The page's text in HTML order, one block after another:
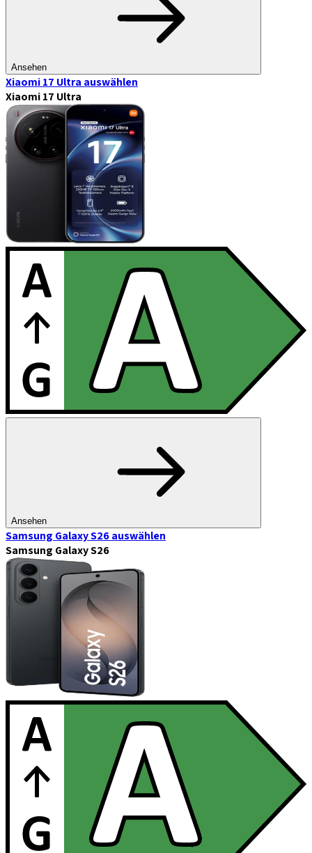
Ansehen
Xiaomi 17 Ultra auswählen
Xiaomi 17 Ultra
Ansehen
Samsung Galaxy S26auswählen
Samsung Galaxy S26